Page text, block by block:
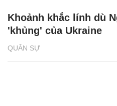
QUÂN SỰ
Khoảnh khắc lính dù
'khủng' của Ukraine